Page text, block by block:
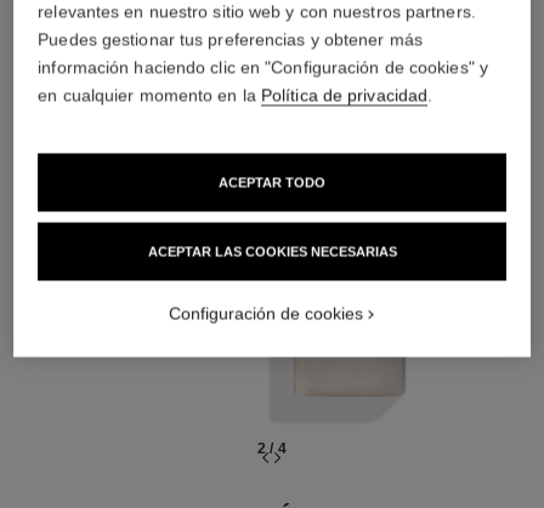
02
esencias
2 / 4
relevantes en nuestro sitio web y con nuestros partners.
Puedes gestionar tus preferencias y obtener más
información haciendo clic en "Configuración de cookies" y
en cualquier momento en la Política de privacidad
ACEPTAR LAS COOKIES NECESARIAS
ACEPTAR TODO
Configuración de cookies